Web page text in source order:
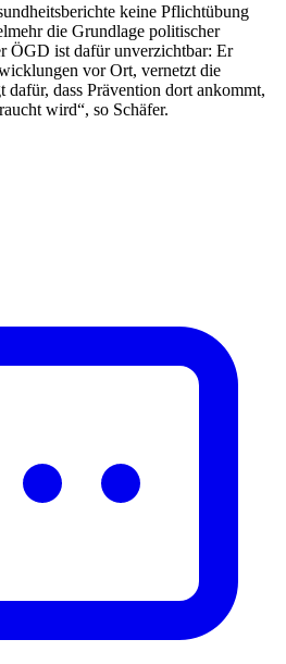
keine Pflichtübung
die Grundlage politischer
ÖGD ist dafür unverzichtbar: Er
vor Ort, vernetzt die
dafür, dass Prävention dort ankommt,
wird“, so Schäfer.